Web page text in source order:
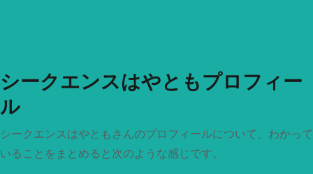
シークエンスはやともプロフィー
ル
シークエンスはやともさんのプロフィールについて、わかって
いることをまとめると次のような感じです。